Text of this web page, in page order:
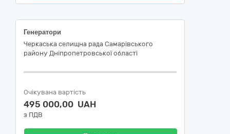
Генератори
Черкаська селищна рада Самарівського
району Дніпропетровської області
Очікувана вартість
495 000,00 UAH
з ПДВ